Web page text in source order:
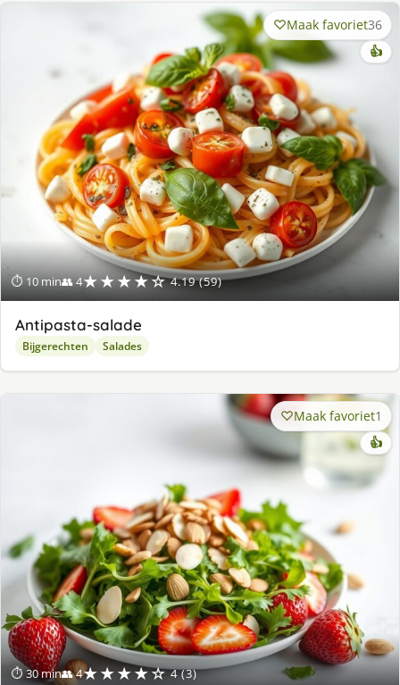
⏱ 10 min👥 4★★★★☆ 4.19 (59)
Maak favoriet36
👍
Antipasta-salade
Bijgerechten Salades
⏱ 30 min👥 4★★★★☆ 4 (3)
Maak favoriet1
👍